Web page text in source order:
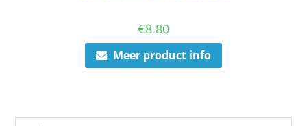
€8.80
Meer product info